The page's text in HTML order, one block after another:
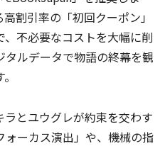
割引率の「初回クーポン」
不必要なコストを大幅に削
ルデータで物語の終幕を観
とユウグレが約束を交わす
ォーカス演出」や、機械の指